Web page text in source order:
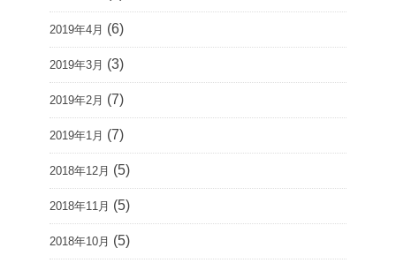
2019年4月 (6)
2019年3月 (3)
2019年2月 (7)
2019年1月 (7)
2018年12月 (5)
2018年11月 (5)
2018年10月 (5)